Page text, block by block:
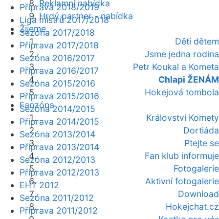
Reklamní nabídka
Hrdý partner - nabídka
Žijeme
Děti dětem
Jsme jedna rodina
Petr Koukal a Kometa
Chlapi ŽENÁM
Hokejová tombola
Fanzóna
Království Komety
Dortiáda
Ptejte se
Fan klub informuje
Fotogalerie
Aktivní fotogalerie
Download
Hokejchat.cz
Příprava 2018/2019
Liga mistrů 2017/2018
Sezóna 2017/2018
Příprava 2017/2018
Sezóna 2016/2017
Příprava 2016/2017
Sezóna 2015/2016
Příprava 2015/2016
Sezóna 2014/2015
Příprava 2014/2015
Sezóna 2013/2014
Příprava 2013/2014
Sezóna 2012/2013
Příprava 2012/2013
EHT 2012
Sezóna 2011/2012
Příprava 2011/2012